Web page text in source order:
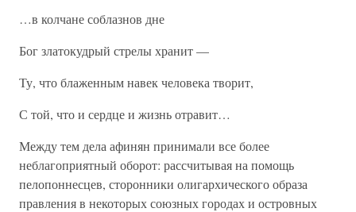
…в колчане соблазнов дне
Бог златокудрый стрелы хранит —
Ту, что блаженным навек человека творит,
С той, что и сердце и жизнь отравит…
Между тем дела афинян принимали все более
неблагоприятный оборот: рассчитывая на помощь
пелопоннесцев, сторонники олигархического образа
правления в некоторых союзных городах и островных